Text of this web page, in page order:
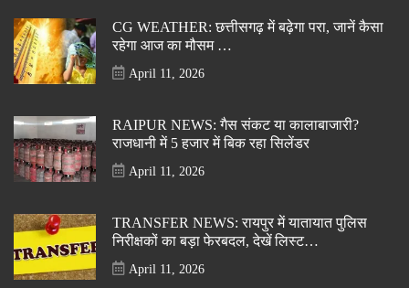
CG WEATHER: छत्तीसगढ़ में बढ़ेगा परा, जानें कैसा
रहेगा आज का मौसम …
April 11, 2026
RAIPUR NEWS: गैस संकट या कालाबाजारी?
राजधानी में 5 हजार में बिक रहा सिलेंडर
April 11, 2026
TRANSFER NEWS: रायपुर में यातायात पुलिस
निरीक्षकों का बड़ा फेरबदल, देखें लिस्ट…
April 11, 2026